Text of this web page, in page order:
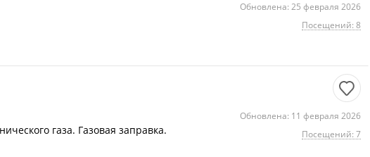
Обновлена: 25 февраля 2026
Посещений: 8
Обновлена: 11 февраля 2026
Посещений: 7
газа. Газовая заправка.